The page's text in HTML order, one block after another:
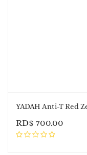
YADAH Anti-T Red
RD$ 700.00